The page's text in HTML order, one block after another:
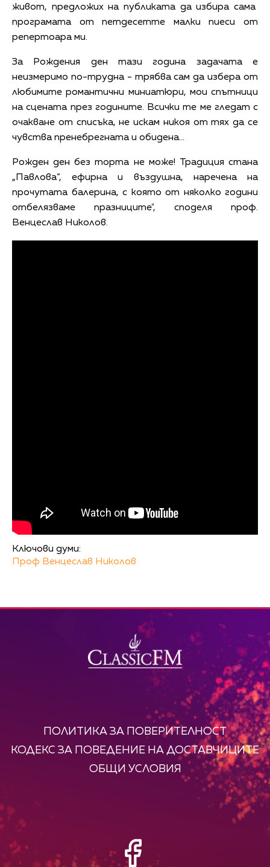
живот, предложих на публиката да избира сама
програмата от петдесетте малки пиеси от
репертоара ми.
За Рождения ден тази година задачата е
неизмеримо по-трудна - трябва сам да избера от
любимите романтични миниатюри, мои спътници
на сцената през годините. Всички те ме гледат с
очакване от списъка, не искам никоя от тях да се
чувства пренебрегната и обидена…
Рожден ден без торта не може! Традиция стана
„Павлова“, ефирна и въздушна, наречена на
прочутата балерина, с която от няколко години
отбелязваме празниците", споделя проф.
Венцеслав Николов.
Ключови думи:
Проф Венцеслав Николов
ПОЛИТИКА ЗА ПОВЕРИТЕЛНОСТ
КОДЕКС ЗА ПОВЕДЕНИЕ НА ДОСТАВЧИЦИТЕ
ОБЩИ УСЛОВИЯ